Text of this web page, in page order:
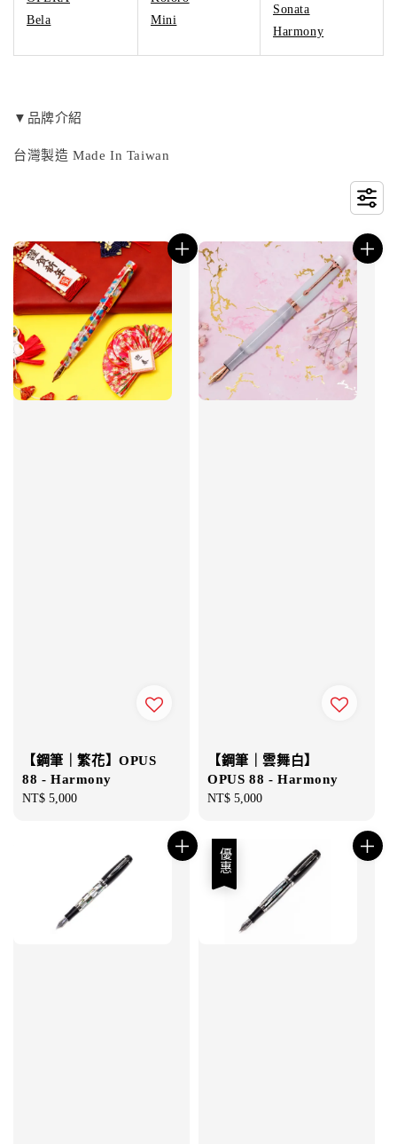
Bela
Mini
Sonata
Harmony
▼品牌介紹
台灣製造 Made In Taiwan
【鋼筆｜繁花】OPUS
88 - Harmony
Regular
NT$ 5,000
【鋼筆｜雲舞白】
OPUS 88 - Harmony
Regular
NT$ 5,000
優惠